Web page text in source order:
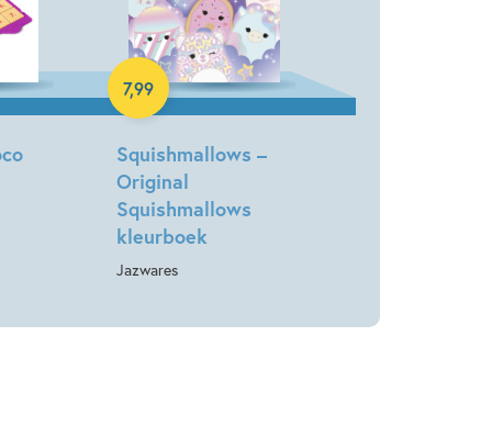
Squishmallows –
Original
Squishmallows
kleurboek
Jazwares
7,99
Paperback